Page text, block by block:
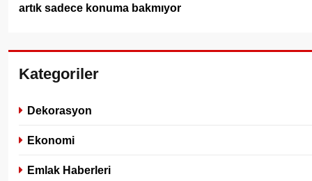
artık sadece konuma bakmıyor
Kategoriler
Dekorasyon
Ekonomi
Emlak Haberleri